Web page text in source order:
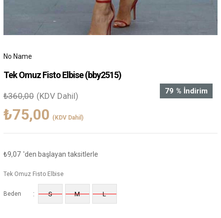
No Name
Tek Omuz Fisto Elbise(bby2515)
%
79 İndirim
₺360,00 (KDV Dahil)
₺75,00 (KDV Dahil)
₺9,07 'den başlayan taksitlerle
Tek Omuz Fisto Elbise
Beden : S M L